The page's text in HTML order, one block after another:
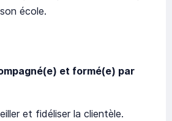
école.
et formé(e) par
et fidéliser la clientèle.